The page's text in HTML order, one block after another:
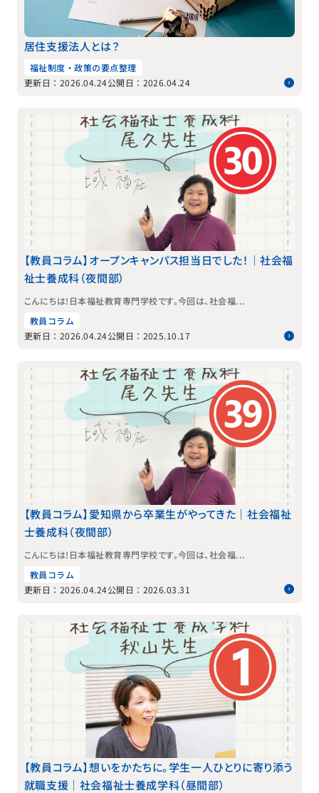
居住支援法人とは？
福祉制度・政策の要点整理
更新日：2026.04.24公開日：2026.04.24
【教員コラム】オープンキャンパス担当日でした！｜社会福
祉士養成科（夜間部）
こんにちは！日本福祉教育専門学校です。今回は、社会福...
教員コラム
更新日：2026.04.24公開日：2025.10.17
【教員コラム】愛知県から卒業生がやってきた｜社会福祉
士養成科（夜間部）
こんにちは！日本福祉教育専門学校です。今回は、社会福...
教員コラム
更新日：2026.04.24公開日：2026.03.31
【教員コラム】想いをかたちに。学生一人ひとりに寄り添う
就職支援｜社会福祉士養成学科（昼間部）